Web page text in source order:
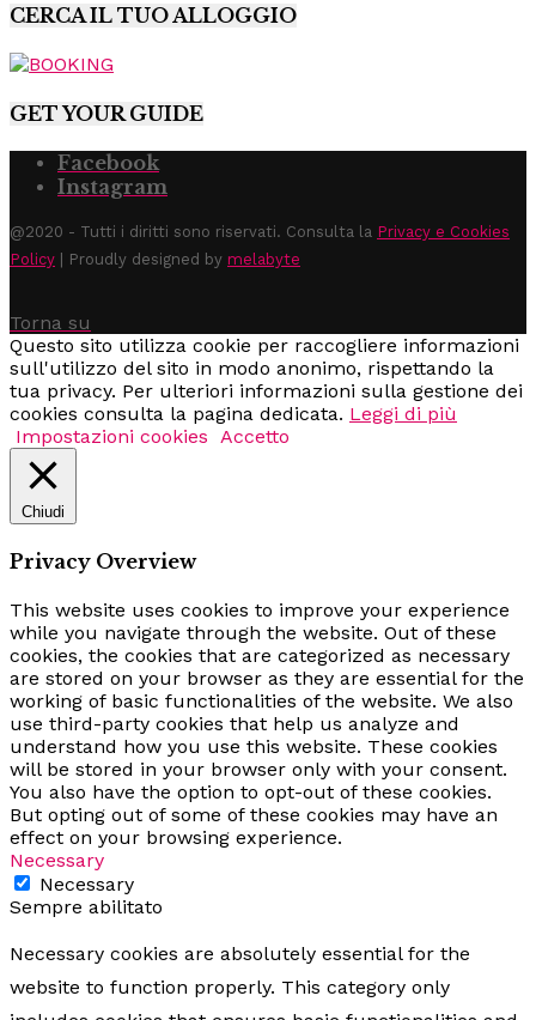
CERCA IL TUO ALLOGGIO
GET YOUR GUIDE
Facebook
Instagram
@2020 - Tutti i diritti sono riservati. Consulta la Privacy e Cookies
Policy | Proudly designed by melabyte
Torna su
Questo sito utilizza cookie per raccogliere informazioni
sull'utilizzo del sito in modo anonimo, rispettando la
tua privacy. Per ulteriori informazioni sulla gestione dei
cookies consulta la pagina dedicata. Leggi di più
Impostazioni cookies Accetto
Chiudi
Privacy Overview
This website uses cookies to improve your experience
while you navigate through the website. Out of these
cookies, the cookies that are categorized as necessary
are stored on your browser as they are essential for the
working of basic functionalities of the website. We also
use third-party cookies that help us analyze and
understand how you use this website. These cookies
will be stored in your browser only with your consent.
You also have the option to opt-out of these cookies.
But opting out of some of these cookies may have an
effect on your browsing experience.
Necessary
Necessary
Sempre abilitato
Necessary cookies are absolutely essential for the
website to function properly. This category only